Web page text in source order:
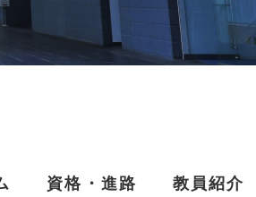
資格・進路 教員紹介